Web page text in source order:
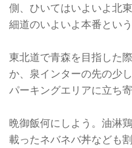
側、ひいてはいよいよ北
細道のいよいよ本番とい
東北道で青森を目指した
か、泉インターの先の少
パーキングエリアに立ち寄
晩御飯何にしよう。油淋
載ったネバネバ丼なども